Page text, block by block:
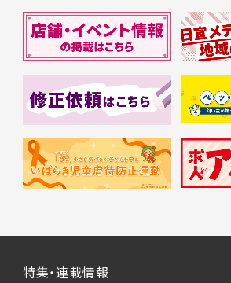
特集・連載情報